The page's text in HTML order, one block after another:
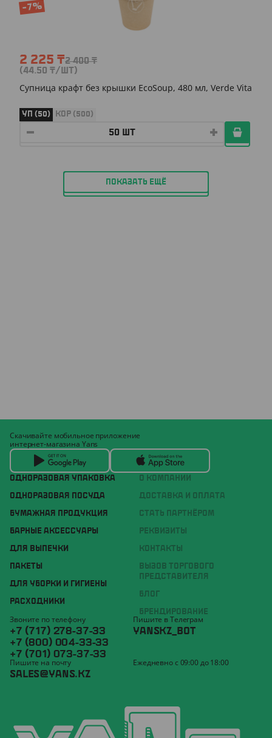
-7%
2 225 ₸2 400₸
(44.50 ₸/ШТ)
Супница крафт без крышки EcoSoup, 480 мл, Verde Vita
УП (50) КОР (500)
ПОКАЗАТЬ ЕЩЁ
ОДНОРАЗОВАЯ УПАКОВКА
ОДНОРАЗОВАЯ ПОСУДА
БУМАЖНАЯ ПРОДУКЦИЯ
БАРНЫЕ АКСЕССУАРЫ
ДЛЯ ВЫПЕЧКИ
ПАКЕТЫ
ДЛЯ УБОРКИ И ГИГИЕНЫ
РАСХОДНИКИ
О КОМПАНИИ
ДОСТАВКА И ОПЛАТА
СТАТЬ ПАРТНЁРОМ
РЕКВИЗИТЫ
КОНТАКТЫ
ВЫЗОВ ТОРГОВОГО
ПРЕДСТАВИТЕЛЯ
БЛОГ
БРЕНДИРОВАНИЕ
Скачивайте мобильное приложение
интернет-магазина Yans
Звоните по телефону
+7 (717) 278-37-33
+7 (800) 004-33-33
+7 (701) 073-37-33
Пишите в Телеграм
YANSKZ_BOT
Пишите на почту
SALES@YANS.KZ
Ежедневно с 09:00 до 18:00